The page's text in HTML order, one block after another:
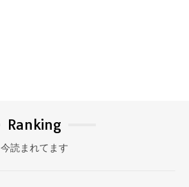
Ranking
今読まれてます